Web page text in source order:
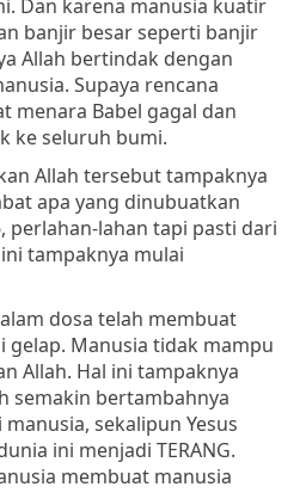
Dan karena manusia kuatir
banjir besar seperti banjir
Allah bertindak dengan
Supaya rencana
menara Babel gagal dan
ke seluruh bumi.
Allah tersebut tampaknya
apa yang dinubuatkan
perlahan-lahan tapi pasti dari
tampaknya mulai
dosa telah membuat
gelap. Manusia tidak mampu
Allah. Hal ini tampaknya
semakin bertambahnya
sekalipun Yesus
ini menjadi TERANG.
membuat manusia